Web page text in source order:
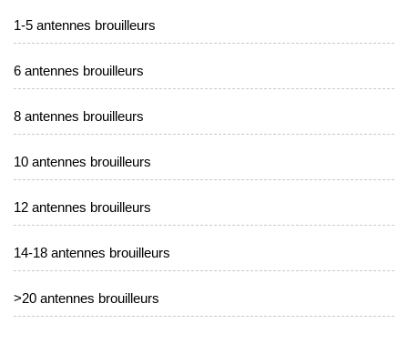
1-5 antennes brouilleurs
6 antennes brouilleurs
8 antennes brouilleurs
10 antennes brouilleurs
12 antennes brouilleurs
14-18 antennes brouilleurs
>20 antennes brouilleurs